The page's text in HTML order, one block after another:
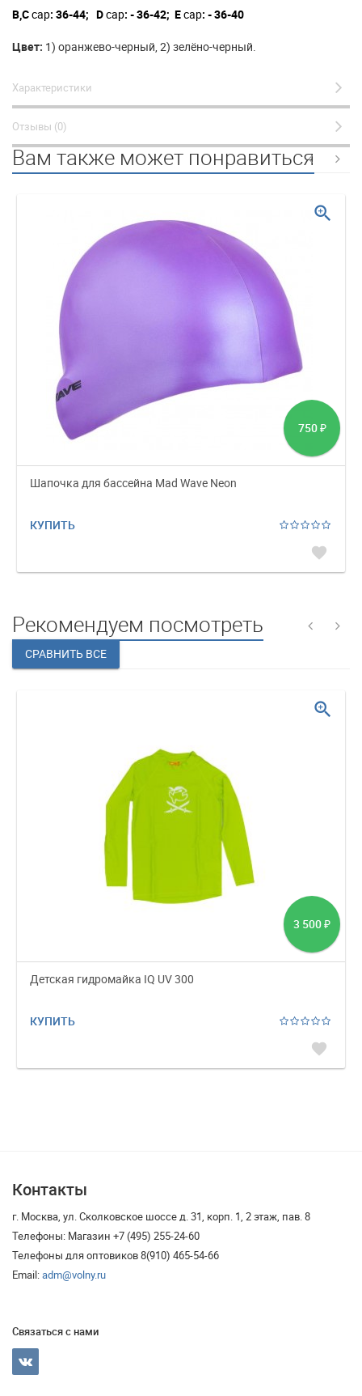
B,Ccap: 36-44; Dcap: - 36-42; Ecap: - 36-40
Цвет: 1) оранжево-черный, 2) зелёно-черный.
Характеристики
Отзывы (0)
Вам также может понравиться
750 ₽
Шапочка для бассейна Mad Wave Neon
КУПИТЬ
favorite
zoom_in
Рекомендуем посмотреть
3 500 ₽
Детская гидромайка IQ UV 300
КУПИТЬ
favorite
zoom_in
Контакты
г. Москва, ул. Сколковское шоссе д. 31, корп. 1, 2 этаж, пав. 8
Телефоны: Магазин +7 (495) 255-24-60
Телефоны для оптовиков 8(910) 465-54-66
Email:adm@volny.ru
Связаться с нами